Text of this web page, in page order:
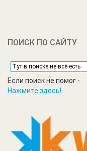
ПОИСК ПО САЙТУ
Если поиск не помог -
Нажмите здесь!